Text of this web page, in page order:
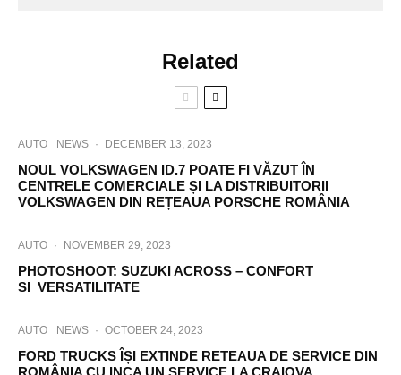
Related
AUTO NEWS · DECEMBER 13, 2023
NOUL VOLKSWAGEN ID.7 POATE FI VĂZUT ÎN
CENTRELE COMERCIALE ȘI LA DISTRIBUITORII
VOLKSWAGEN DIN REȚEAUA PORSCHE ROMÂNIA
AUTO · NOVEMBER 29, 2023
PHOTOSHOOT: SUZUKI ACROSS – CONFORT
SI VERSATILITATE
AUTO NEWS · OCTOBER 24, 2023
FORD TRUCKS ÎȘI EXTINDE RETEAUA DE SERVICE DIN
ROMÂNIA CU INCA UN SERVICE LA CRAIOVA